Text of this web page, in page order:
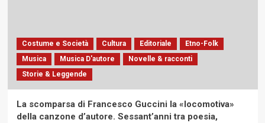
Costume e Società Cultura Editoriale
Etno-Folk
Musica
Musica D'autore
Novelle & racconti
Storie & Leggende
La scomparsa di Francesco Guccini la «locomotiva»
della canzone d’autore. Sessant’anni tra poesia,